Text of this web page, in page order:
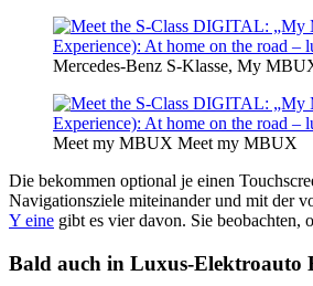
Mercedes-Benz S-Klasse, My
Meet my MBUX Meet my MBUX
Die bekommen optional je einen
Navigationsziele miteinander und mit der
Y eine gibt es vier davon. Sie
Bald auch in Luxus-Elektroauto